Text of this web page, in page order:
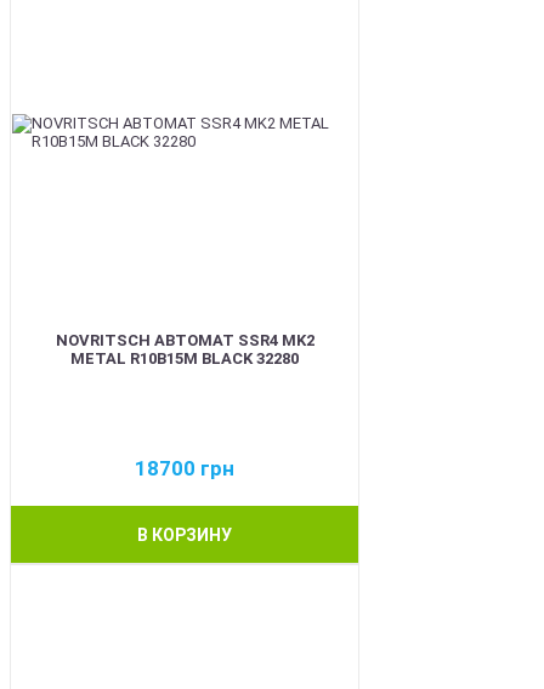
NOVRITSCH АВТОМАТ SSR4 MK2
METAL R10B15M BLACK 32280
18700 грн
В КОРЗИНУ